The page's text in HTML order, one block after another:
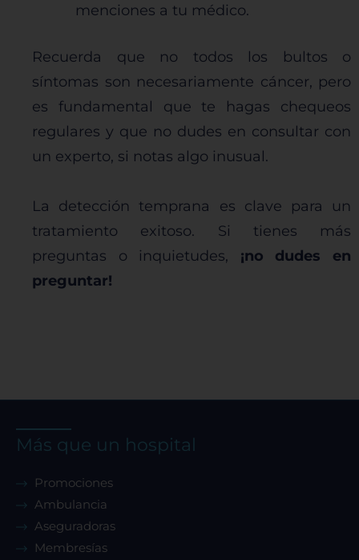
menciones a tu médico.
Recuerda que no todos los bultos o
síntomas son necesariamente cáncer, pero
es fundamental que te hagas chequeos
regulares y que no dudes en consultar con
un experto, si notas algo inusual.
La detección temprana es clave para un
tratamiento exitoso. Si tienes más
preguntas o inquietudes, ¡no dudes en
preguntar!
Más que un hospital
Promociones
Ambulancia
Aseguradoras
Membresías